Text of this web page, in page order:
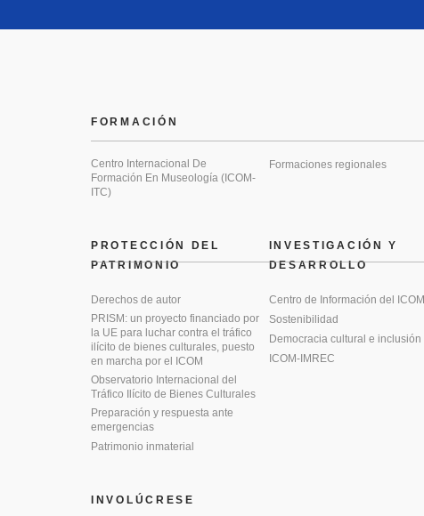
PROTECCIÓN DEL
PATRIMONIO
Derechos de autor
PRISM: un proyecto financiado por
la UE para luchar contra el tráfico
ilícito de bienes culturales, puesto
en marcha por el ICOM
Observatorio Internacional del
Tráfico Ilícito de Bienes Culturales
Preparación y respuesta ante
emergencias
Patrimonio inmaterial
FORMACIÓN
Centro Internacional De
Formación En Museología (ICOM-
ITC)
Formaciones regionales
INVESTIGACIÓN Y
DESARROLLO
Centro de Información del ICOM
Sostenibilidad
Democracia cultural e inclusión
ICOM-IMREC
INVOLÚCRESE